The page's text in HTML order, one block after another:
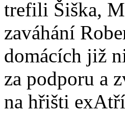
trefili Šiška,
zaváhání
domácích již
za podporu a
na hřišti